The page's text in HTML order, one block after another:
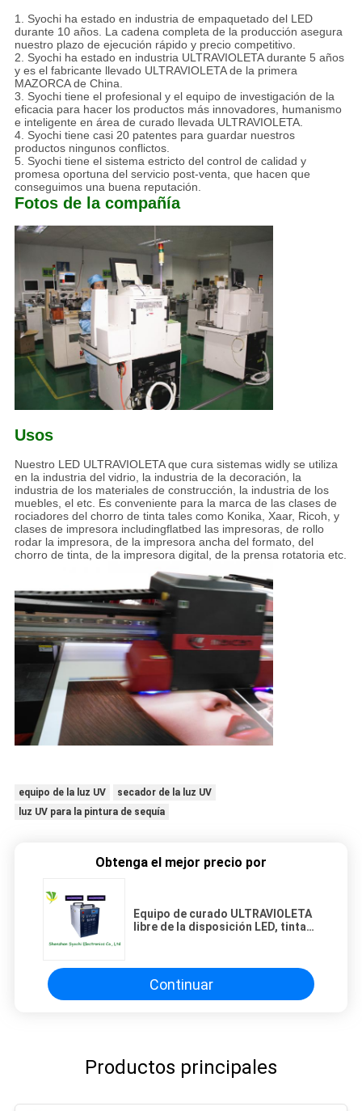
1. Syochi ha estado en industria de empaquetado del LED
durante 10 años. La cadena completa de la producción asegura
nuestro plazo de ejecución rápido y precio competitivo.
2. Syochi ha estado en industria ULTRAVIOLETA durante 5 años
y es el fabricante llevado ULTRAVIOLETA de la primera
MAZORCA de China.
3. Syochi tiene el profesional y el equipo de investigación de la
eficacia para hacer los productos más innovadores, humanismo
e inteligente en área de curado llevada ULTRAVIOLETA.
4. Syochi tiene casi 20 patentes para guardar nuestros
productos ningunos conflictos.
5. Syochi tiene el sistema estricto del control de calidad y
promesa oportuna del servicio post-venta, que hacen que
conseguimos una buena reputación.
Fotos de la compañía
Usos
Nuestro LED ULTRAVIOLETA que cura sistemas widly se utiliza
en la industria del vidrio, la industria de la decoración, la
industria de los materiales de construcción, la industria de los
muebles, el etc. Es conveniente para la marca de las clases de
rociadores del chorro de tinta tales como Konika, Xaar, Ricoh, y
clases de impresora includingflatbed las impresoras, de rollo
rodar la impresora, de la impresora ancha del formato, del
chorro de tinta, de la impresora digital, de la prensa rotatoria etc.
equipo de la luz UV
secador de la luz UV
luz UV para la pintura de sequía
Obtenga el mejor precio por
Equipo de curado ULTRAVIOLETA
libre de la disposición LED, tinta
temperatura
Continuar
Productos principales